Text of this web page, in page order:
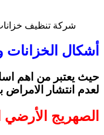
شركة تنظيف خزانات
أشكال الخزانات
حيث يعتبر من اهم
لعدم انتشار الامراض
الصهريج